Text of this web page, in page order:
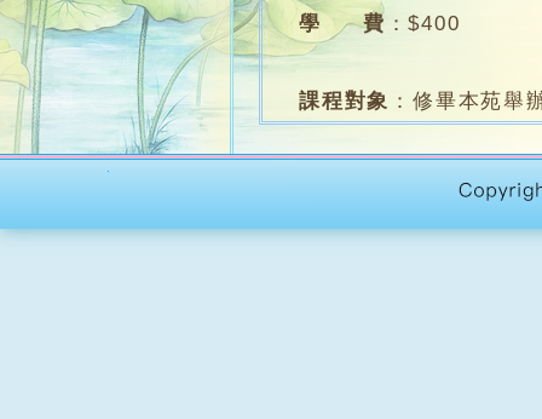
學 費 ：$400
課程對象 ：修畢本苑舉